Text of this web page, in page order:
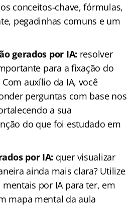
conceitos-chave, fórmulas,
pegadinhas comuns e um
gerados por IA: resolver
para a fixação do
auxílio da IA, você
perguntas com base nos
a sua
do que foi estudado em
por IA: quer visualizar
ainda mais clara? Utilize
por IA para ter, em
mapa mental da aula